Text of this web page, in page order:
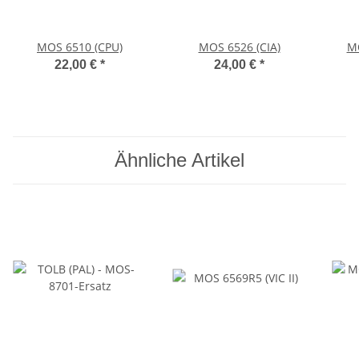
MOS 6510 (CPU)
22,00 € *
MOS 6526 (CIA)
24,00 € *
Ähnliche Artikel